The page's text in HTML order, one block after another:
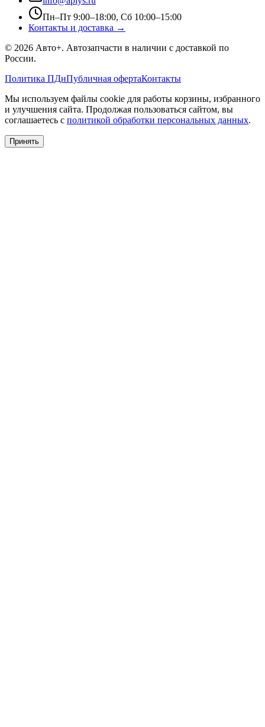
Пн–Пт 9:00–18:00, Сб 10:00–15:00
Контакты и доставка →
© 2026 Авто+. Автозапчасти в наличии с доставкой по
России.
Политика ПДнПубличная офертаКонтакты
Мы используем файлы cookie для работы корзины, избранного
и улучшения сайта. Продолжая пользоваться сайтом, вы
соглашаетесь с политикой обработки персональных данных.
Принять